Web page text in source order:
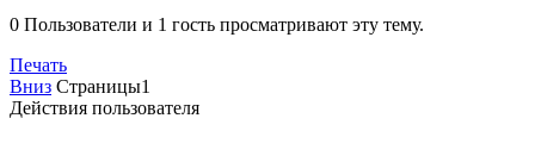
0 Пользователи и 1 гость просматривают эту тему.
Печать
Вниз Страницы1
Действия пользователя